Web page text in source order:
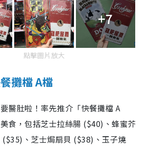
+7
點擊圖片放大
攤檔 A檔
醫肚啦！率先推介「快餐攤檔 A
食，包括芝士拉絲腸 ($40)、蜂蜜芥
($35)、芝士焗扇貝 ($38)、玉子燒